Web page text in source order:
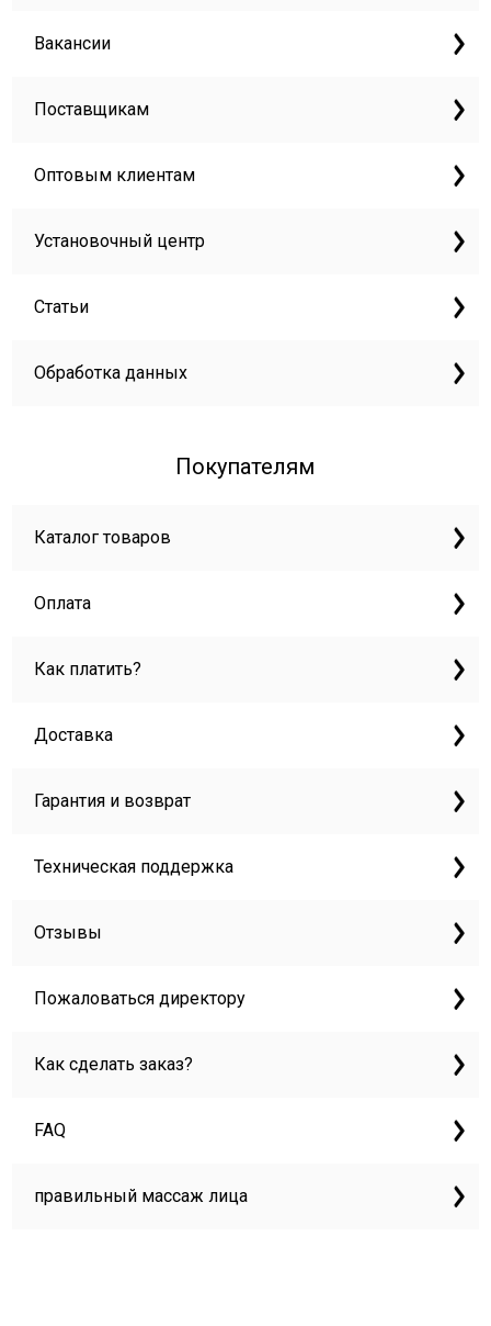
Вакансии
Поставщикам
Оптовым клиентам
Установочный центр
Статьи
Обработка данных
Покупателям
Каталог товаров
Оплата
Как платить?
Доставка
Гарантия и возврат
Техническая поддержка
Отзывы
Пожаловаться директору
Как сделать заказ?
FAQ
правильный массаж лица